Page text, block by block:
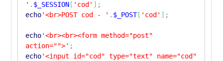
' . $_SESSION[ 'cod' ] ;
echo'<br>POST cod - ' . $_POST[ 'cod' ] ;
echo'<br><br><form method="post"
action="">' ;
echo'<input id="cod" type="text" name="cod"